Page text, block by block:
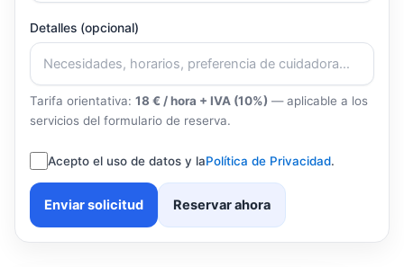
Detalles (opcional)
Tarifa orientativa: 18 € / hora + IVA (10%) — aplicable a los
servicios del formulario de reserva.
Acepto el uso de datos y laPolítica de Privacidad.
Enviar solicitud Reservar ahora